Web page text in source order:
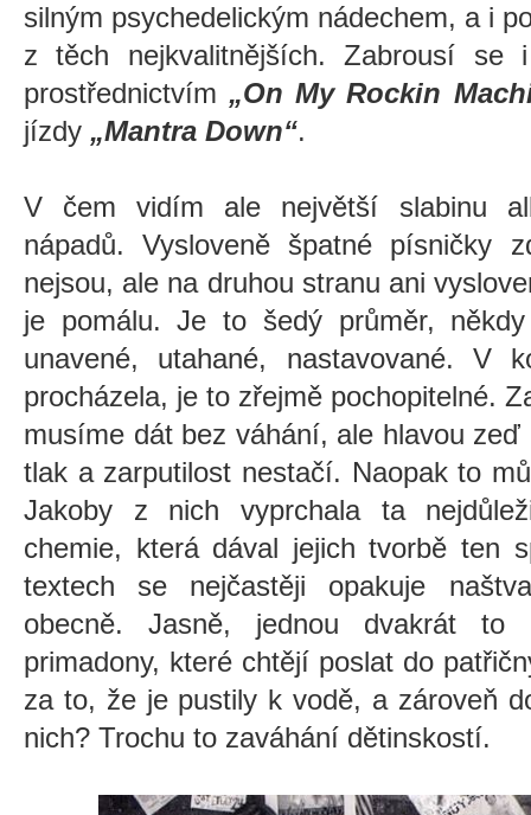
silným psychedelickým nádechem, a i
z těch nejkvalitnějších. Zabrousí se
prostřednictvím „On My Rockin
jízdy „Mantra Down“.
V čem vidím ale největší slabinu
nápadů. Vysloveně špatné písničky
nejsou, ale na druhou stranu ani
je pomálu. Je to šedý průměr,
unavené, utahané, nastavované. V
procházela, je to zřejmě pochopitelné.
musíme dát bez váhání, ale hlavou
tlak a zarputilost nestačí. Naopak to
Jakoby z nich vyprchala ta
chemie, která dával jejich tvorbě ten
textech se nejčastěji opakuje
obecně. Jasně, jednou dvakrát to
primadony, které chtějí poslat do
za to, že je pustily k vodě, a zároveň
nich? Trochu to zaváhání dětinskostí.